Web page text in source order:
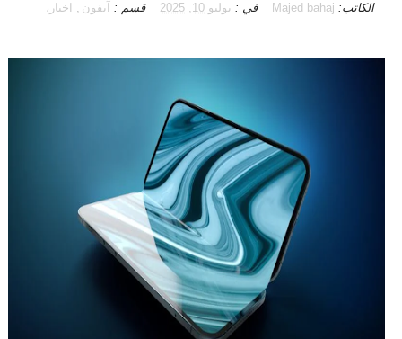
الكاتب: Majed bahaj في : يوليو 10, 2025 قسم : آيفون , اخبار،